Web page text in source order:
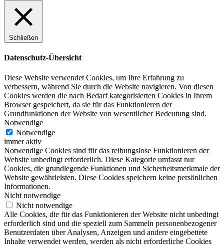
Schließen
Datenschutz-Übersicht
Diese Website verwendet Cookies, um Ihre Erfahrung zu
verbessern, während Sie durch die Website navigieren. Von diesen
Cookies werden die nach Bedarf kategorisierten Cookies in Ihrem
Browser gespeichert, da sie für das Funktionieren der
Grundfunktionen der Website von wesentlicher Bedeutung sind.
Notwendige
Notwendige
immer aktiv
Notwendige Cookies sind für das reibungslose Funktionieren der
Website unbedingt erforderlich. Diese Kategorie umfasst nur
Cookies, die grundlegende Funktionen und Sicherheitsmerkmale der
Website gewährleisten. Diese Cookies speichern keine persönlichen
Informationen.
Nicht notwendige
Nicht notwendige
Alle Cookies, die für das Funktionieren der Website nicht unbedingt
erforderlich sind und die speziell zum Sammeln personenbezogener
Benutzerdaten über Analysen, Anzeigen und andere eingebettete
Inhalte verwendet werden, werden als nicht erforderliche Cookies